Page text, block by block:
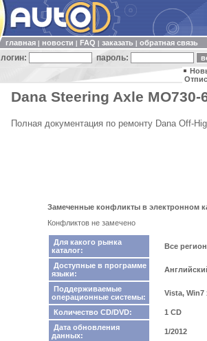
главная новости FAQ заказать обратная связь
логин: пароль:
Dana Steering Axle MO730-
Полная документация по ремонту Dana Off-
Замеченные конфликты в электронном
Конфликтов не замечено
Для какого рынка
каталог:
Все
Доступные в программе
языки:
Поддерживаемые
операционные системы:
Vista, Win7
Количество CD/DVD:
1 CD
Дата обновления
данных:
1/2012